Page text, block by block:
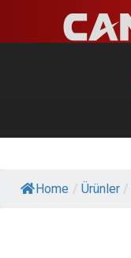
Home / Ürünler /